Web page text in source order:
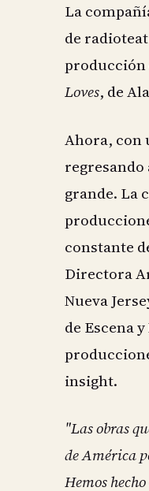
La
de
producción
Loves, de
Ahora, con
grande. La
constante
Directora
Nueva
de Escena
insight.
"Las obras
de América
Hemos